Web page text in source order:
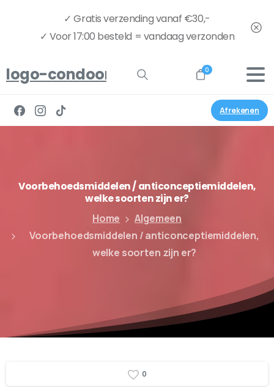
✓ Gratis verzending vanaf €30,-
✓ Voor 17:00 besteld = vandaag verzonden
logo-condoom.nu-full
Search
0
Afrekenen
Voorbehoedsmiddelen/anticonceptiemiddelen,
welkesoortenzijner?
Home
Algemeen
Voorbehoedsmiddelen / anticonceptiemiddelen,
welke soorten zijn er?
0